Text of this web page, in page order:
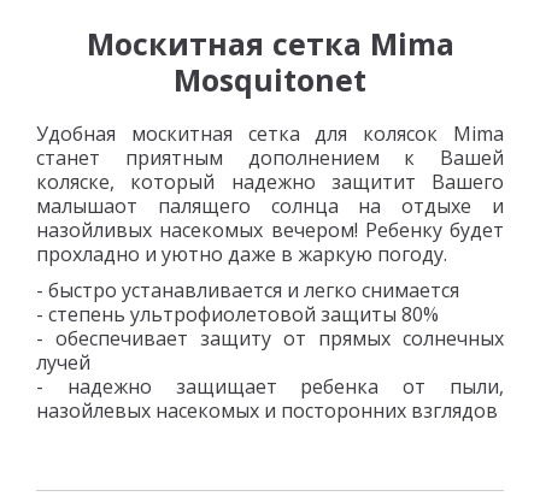
Москитная сетка Mima
Mosquitonet
Удобная москитная сетка для колясок Mima
станет приятным дополнением к Вашей
коляске, который надежно защитит Вашего
малышаот палящего солнца на отдыхе и
назойливых насекомых вечером! Ребенку будет
прохладно и уютно даже в жаркую погоду.
- быстро устанавливается и легко снимается
- степень ультрофиолетовой защиты 80%
- обеспечивает защиту от прямых солнечных
лучей
- надежно защищает ребенка от пыли,
назойлевых насекомых и посторонних взглядов